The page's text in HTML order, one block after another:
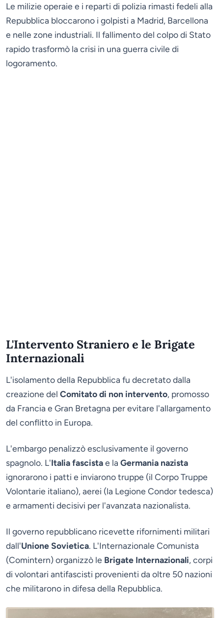
Le milizie operaie e i reparti di polizia rimasti fedeli alla
Repubblica bloccarono i golpisti a Madrid, Barcellona
e nelle zone industriali. Il fallimento del colpo di Stato
rapido trasformò la crisi in una guerra civile di
logoramento.
L'Intervento Straniero e le Brigate
Internazionali
L'isolamento della Repubblica fu decretato dalla
creazione del Comitato di non intervento, promosso
da Francia e Gran Bretagna per evitare l'allargamento
del conflitto in Europa.
L'embargo penalizzò esclusivamente il governo
spagnolo. L'Italia fascistae la Germania nazista
ignorarono i patti e inviarono truppe (il Corpo Truppe
Volontarie italiano), aerei (la Legione Condor tedesca)
e armamenti decisivi per l'avanzata nazionalista.
Il governo repubblicano ricevette rifornimenti militari
dall'Unione Sovietica. L'Internazionale Comunista
(Comintern) organizzò le Brigate Internazionali, corpi
di volontari antifascisti provenienti da oltre 50 nazioni
che militarono in difesa della Repubblica.